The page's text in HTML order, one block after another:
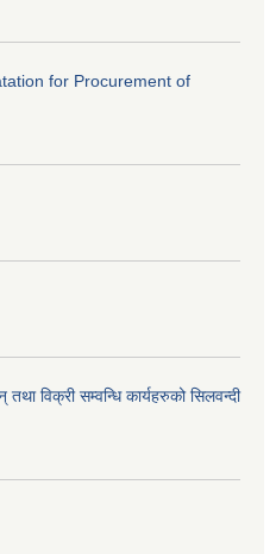
for Procurement of
विक्री सम्वन्धि कार्यहरुको सिलवन्दी